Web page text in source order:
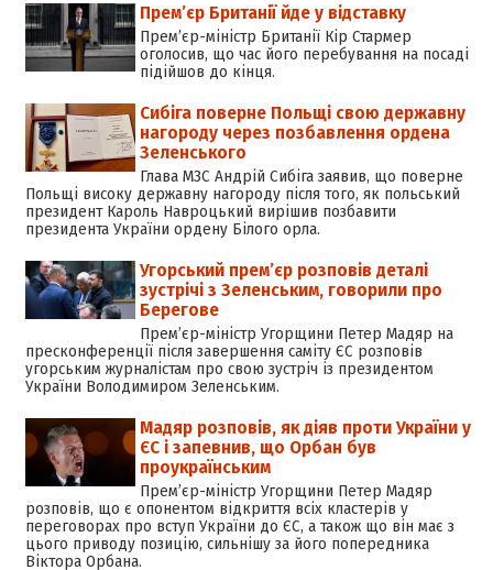
Прем’єр Британії йде у відставку
Прем’єр-міністр Британії Кір Стармер
оголосив, що час його перебування на посаді
підійшов до кінця.
Сибіга поверне Польщі свою державну
нагороду через позбавлення ордена
Зеленського
Глава МЗС Андрій Сибіга заявив, що поверне
Польщі високу державну нагороду після того, як польський
президент Кароль Навроцький вирішив позбавити
президента України ордену Білого орла.
Угорський прем’єр розповів деталі
зустрічі з Зеленським, говорили про
Берегове
Прем’єр-міністр Угорщини Петер Мадяр на
пресконференції після завершення саміту ЄС розповів
угорським журналістам про свою зустріч із президентом
України Володимиром Зеленським.
Мадяр розповів, як діяв проти України у
ЄС і запевнив, що Орбан був
проукраїнським
Прем’єр-міністр Угорщини Петер Мадяр
розповів, що є опонентом відкриття всіх кластерів у
переговорах про вступ України до ЄС, а також що він має з
цього приводу позицію, сильнішу за його попередника
Віктора Орбана.